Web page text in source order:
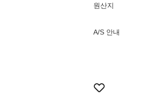
원산지
A/S 안내